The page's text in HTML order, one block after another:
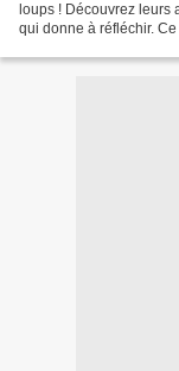
loups ! Découvrez leurs
qui donne à réfléchir.